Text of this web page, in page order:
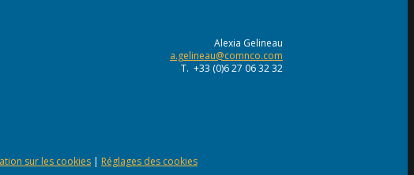
Alexia Gelineau
a.gelineau@comnco.com
T. +33 (0)6 27 06 32 32
sur les cookies | Réglages des cookies